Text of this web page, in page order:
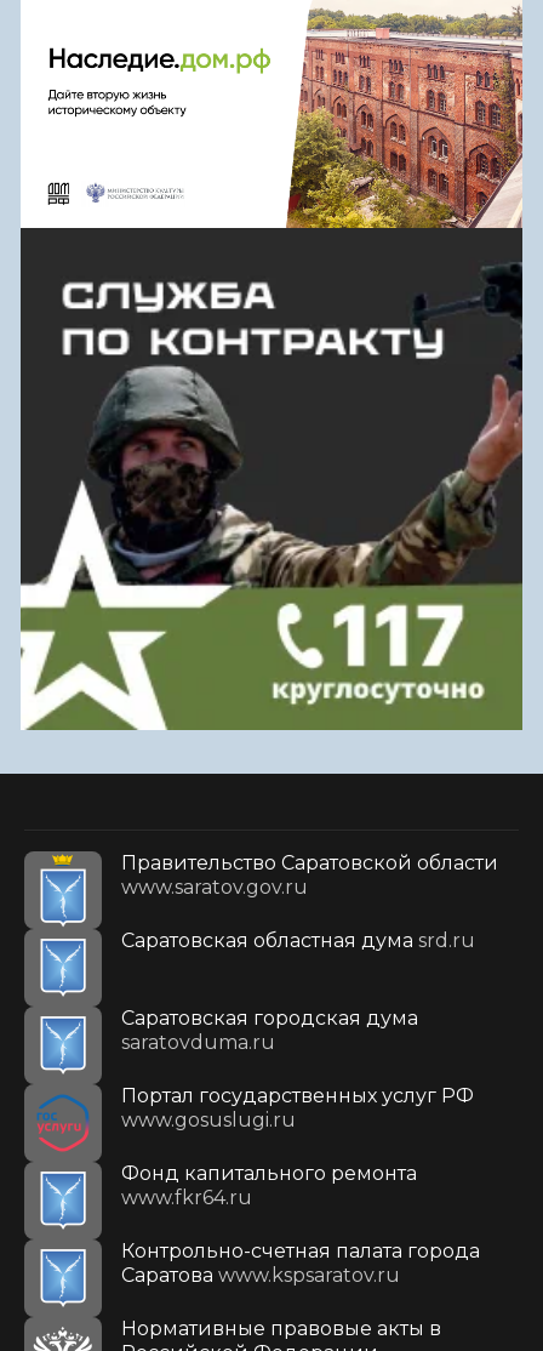
Правительство Саратовской области
www.saratov.gov.ru
Саратовская областная дума srd.ru
Саратовская городская дума
saratovduma.ru
Портал государственных услуг РФ
www.gosuslugi.ru
Фонд капитального ремонта
www.fkr64.ru
Контрольно-счетная палата города
Саратова www.kspsaratov.ru
Нормативные правовые акты в